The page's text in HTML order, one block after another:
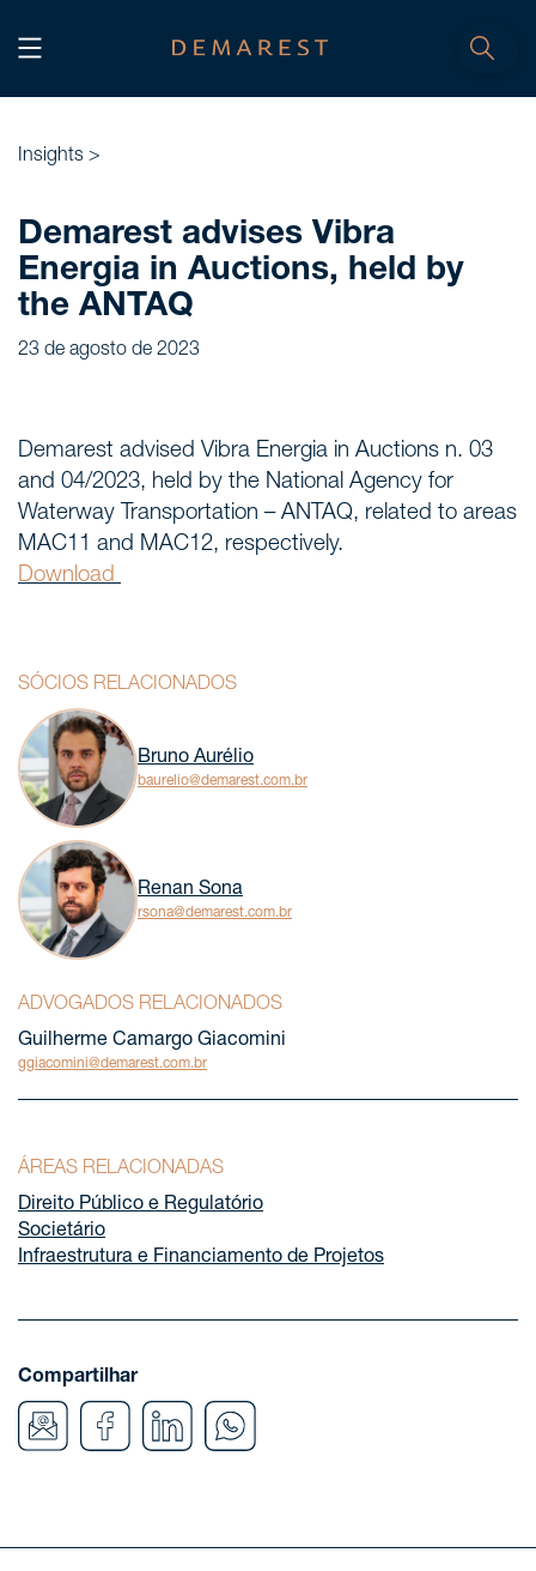
INÍCIO
NÓS, DEMAREST
Nossa história
Sobre nós
Carreiras
SERVIÇOS
Insights
CONTATO
Insights >
Demarest advises Vibra
Energia in Auctions, held by
the ANTAQ
23 de agosto de 2023
Demarest advised Vibra Energia in Auctions n. 03
and 04/2023, held by the National Agency for
Waterway Transportation – ANTAQ, related to areas
MAC11 and MAC12, respectively.
Download
SÓCIOS RELACIONADOS
Bruno Aurélio
baurelio@demarest.com.br
Renan Sona
rsona@demarest.com.br
ADVOGADOS RELACIONADOS
Guilherme Camargo Giacomini
ggiacomini@demarest.com.br
ÁREAS RELACIONADAS
Direito Público e Regulatório
Societário
Infraestrutura e Financiamento de Projetos
Compartilhar